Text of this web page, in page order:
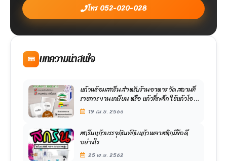
โทร 052-020-028
บทความน่าสนใจ
แก้วพร้อมสกรีน สำหรับร้านอาหาร วัด สถานที่
ราชการ งานเกษียน หรือ แก้วที่ระลึก ใช้แก้วโอ
เชียน เกรดเอ ราคาถูก พร้อมจัดส่งทั่วประเทศ
19 เม.ย. 2566
สกรีนแก้วบรรจุภัณฑ์กับแก้วพลาสติกมีข้อดี
อย่างไร
25 พ.ย. 2562